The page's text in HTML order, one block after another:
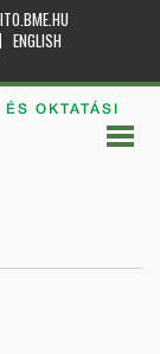
ENGLISH
OKTATÁSI